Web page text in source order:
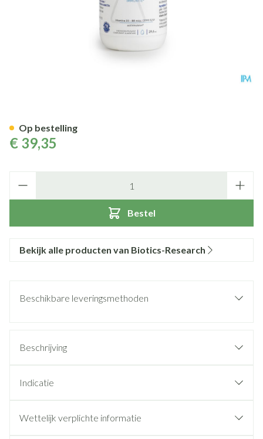
€ 39,35
Bestel
Op bestelling
Bekijk alle producten van Biotics-Research
Beschikbare leveringsmethoden
Beschrijving
Indicatie
Wettelijk verplichte informatie